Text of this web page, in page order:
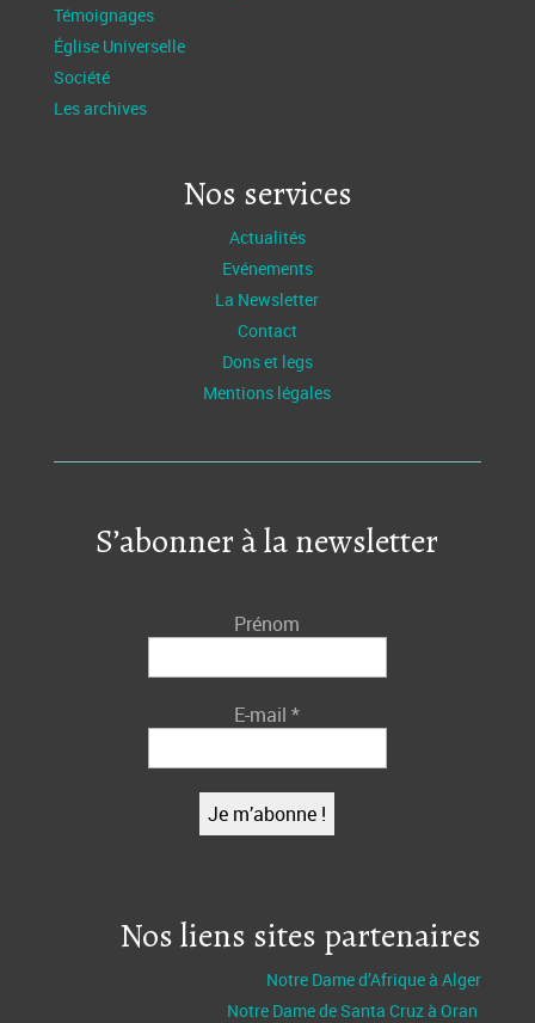
Témoignages
Église Universelle
Société
Les archives
Nos services
Actualités
Evénements
La Newsletter
Contact
Dons et legs
Mentions légales
S’abonner à la newsletter
Prénom
E-mail*
Nos liens sites partenaires
Notre Dame d’Afrique à Alger
Notre Dame de Santa Cruz à Oran